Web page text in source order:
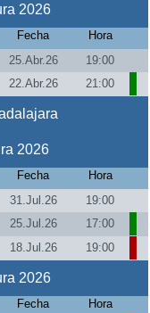
2026
Fecha
Hora
25.Abr.26
19:00
22.Abr.26 21:00
2026
Fecha
Hora
31.Jul.26
19:00
25.Jul.26
17:00
18.Jul.26 19:00
2026
Fecha
Hora